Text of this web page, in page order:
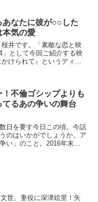
ら理想の女性像まで激
むひと』朝...
あなたに彼が○○した
本気の愛
井です。「素敵な恋と映
」として今回ご紹介する映
けられて』というディズ
れるの...
！不倫ゴシップよりも
てるあの争いの舞台
日を要す今日この頃。今話
のはいかがでしょうか。ア
い」のこと。2016年末の
世、妻役に深津絵里！矢